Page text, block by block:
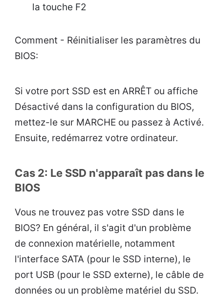
la touche F2
Comment - Réinitialiser les paramètres du
BIOS:
Si votre port SSD est en ARRÊT ou affiche
Désactivé dans la configuration du BIOS,
mettez-le sur MARCHE ou passez à Activé.
Ensuite, redémarrez votre ordinateur.
Cas 2: Le SSD n'apparaît pas dans le
BIOS
Vous ne trouvez pas votre SSD dans le
BIOS? En général, il s'agit d'un problème
de connexion matérielle, notamment
l'interface SATA (pour le SSD interne), le
port USB (pour le SSD externe), le câble de
données ou un problème matériel du SSD.